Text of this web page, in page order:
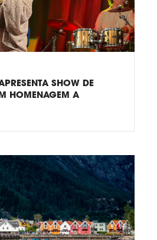
SHOW DE
HOMENAGEM A